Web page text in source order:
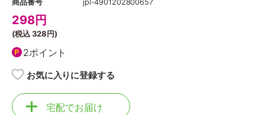
商品番号
jpl-4901202800657
298円
(税込328円)
2ポイント
お気に入りに登録する
宅配でお届け